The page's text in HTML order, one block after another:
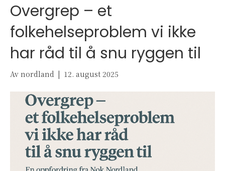
Overgrep – et
folkehelseproblem vi ikke
har råd til å snu ryggen til
Av nordland | 12. august 2025